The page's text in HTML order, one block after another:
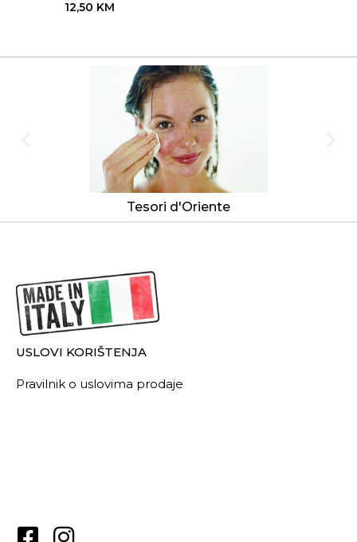
12,50 KM
Tesori d'Oriente
USLOVI KORIŠTENJA
Pravilnik o uslovima prodaje